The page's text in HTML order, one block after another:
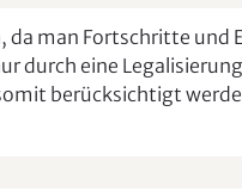
da man Fortschritte und
durch eine
berücksichtigt